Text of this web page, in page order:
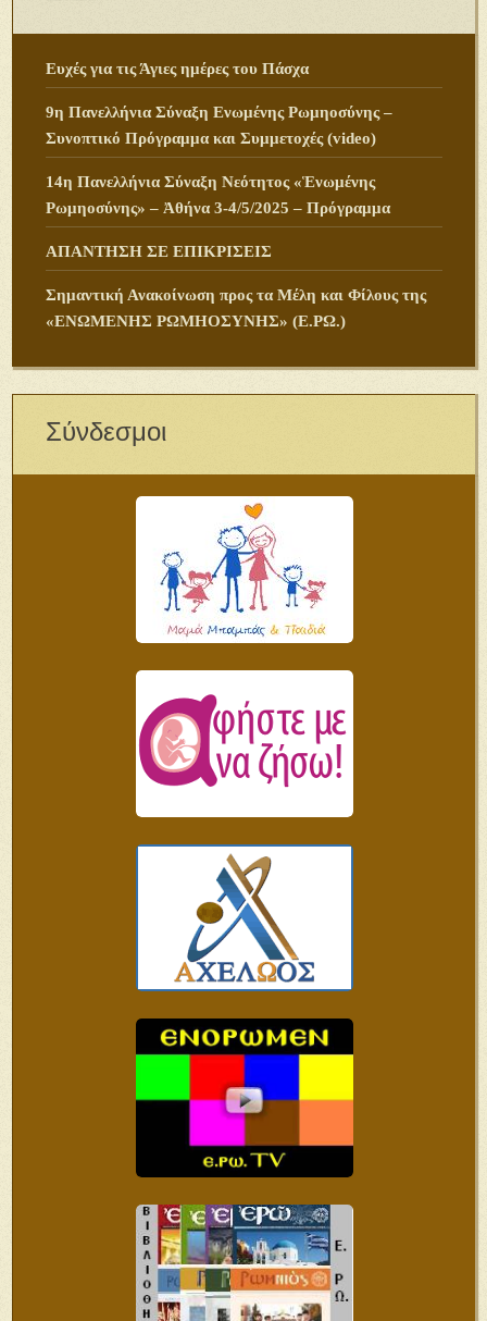
Ευχές για τις Άγιες ημέρες του Πάσχα
9η Πανελλήνια Σύναξη Ενωμένης Ρωμηοσύνης –
Συνοπτικό Πρόγραμμα και Συμμετοχές (video)
14η Πανελλήνια Σύναξη Νεότητος «Ἑνωμένης
Ρωμηοσύνης» – Ἀθήνα 3-4/5/2025 – Πρόγραμμα
ΑΠΑΝΤΗΣΗ ΣΕ ΕΠΙΚΡΙΣΕΙΣ
Σημαντική Ανακοίνωση προς τα Μέλη και Φίλους της
«ΕΝΩΜΕΝΗΣ ΡΩΜΗΟΣΥΝΗΣ» (Ε.ΡΩ.)
Σύνδεσμοι